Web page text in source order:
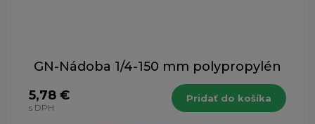
GN-Nádoba 1/4-150 mm polypropylén
5,78 €
s DPH
Pridať do košíka